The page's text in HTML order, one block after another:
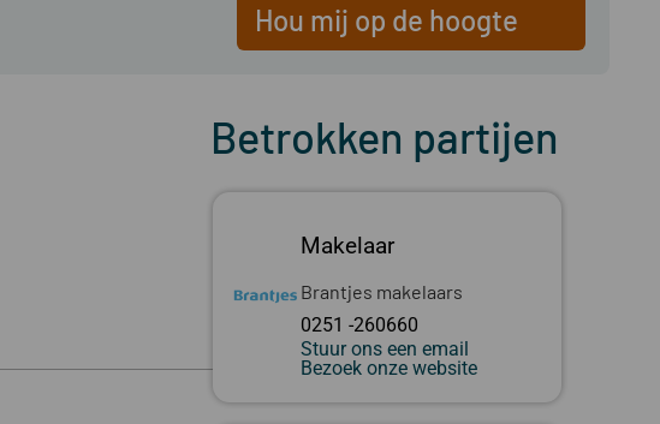
Hou mij op de hoogte
Betrokken partijen
Makelaar
Brantjes makelaars
0251 -260660
Stuur ons een email
Bezoek onze website